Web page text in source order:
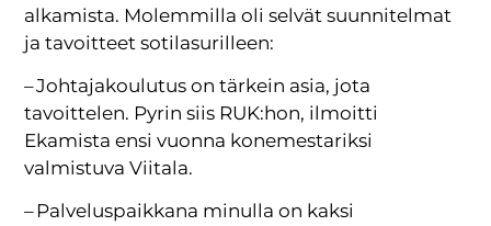
alkamista. Molemmilla oli selvät suunnitelmat
ja tavoitteet sotilasurilleen:
– Johtajakoulutus on tärkein asia, jota
tavoittelen. Pyrin siis RUK:hon, ilmoitti
Ekamista ensi vuonna konemestariksi
valmistuva Viitala.
– Palveluspaikkana minulla on kaksi